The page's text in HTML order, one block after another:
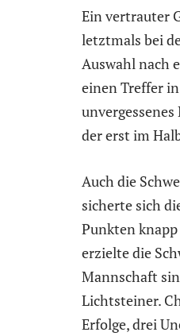
Ein vertrauter
letztmals bei
Auswahl nach
einen Treffer
der erst im
Auch die
sicherte sich
Punkten knapp
erzielte die
Mannschaft
Lichtsteiner.
Erfolge, drei